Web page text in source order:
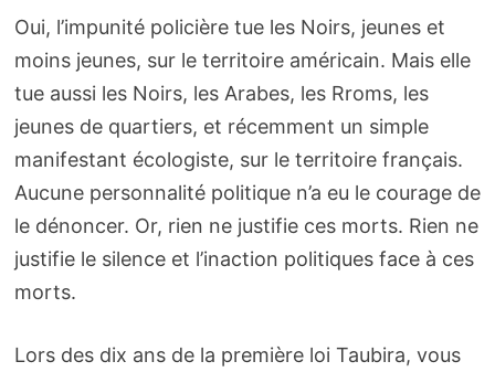
Oui, l’impunité policière tue les Noirs, jeunes et
moins jeunes, sur le territoire américain. Mais elle
tue aussi les Noirs, les Arabes, les Rroms, les
jeunes de quartiers, et récemment un simple
manifestant écologiste, sur le territoire français.
Aucune personnalité politique n’a eu le courage de
le dénoncer. Or, rien ne justifie ces morts. Rien ne
justifie le silence et l’inaction politiques face à ces
morts.
Lors des dix ans de la première loi Taubira, vous